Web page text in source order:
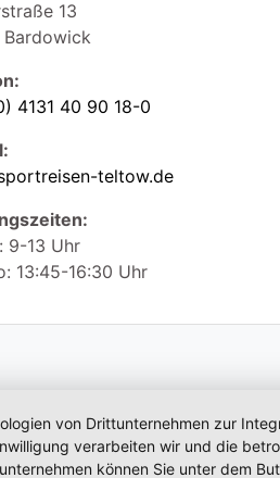
13
Bardowick
4131 40 90 18-0
teltow.de
9-13 Uhr
13:45-16:30 Uhr
von Drittunternehmen zur
verarbeiten wir und die
können Sie unter dem